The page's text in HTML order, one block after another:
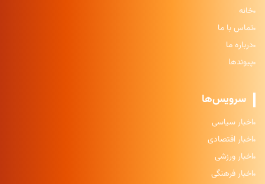
خانه
تماس با ما
درباره ما
پیوندها
سرویس‌ها
اخبار سیاسی
اخبار اقتصادی
اخبار ورزشی
اخبار فرهنگی